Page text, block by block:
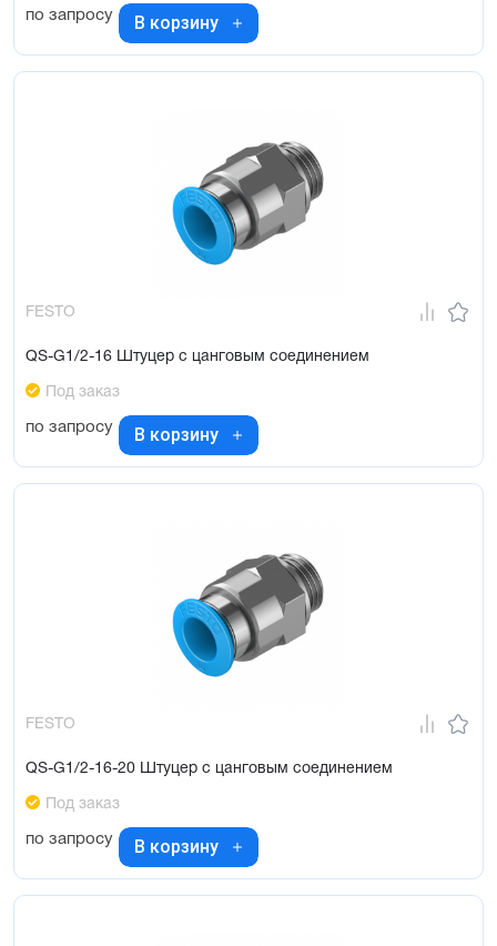
по запросу В корзину
FESTO
QS-G1/2-16 Штуцер с цанговым соединением
Под заказ
по запросу В корзину
FESTO
QS-G1/2-16-20 Штуцер с цанговым соединением
Под заказ
по запросу В корзину